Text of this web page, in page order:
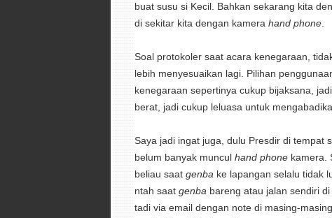
buat susu si Kecil. Bahkan sekarang kita
di sekitar kita dengan kamera hand phone
Soal protokoler saat acara kenegaraan,
lebih menyesuaikan lagi. Pilihan
kenegaraan sepertinya cukup bijaksana,
berat, jadi cukup leluasa untuk
Saya jadi ingat juga, dulu Presdir di tempat
belum banyak muncul hand phone kamera.
beliau saat genba ke lapangan selalu tidak
ntah saat genba bareng atau jalan sendiri
tadi via email dengan note di masing-